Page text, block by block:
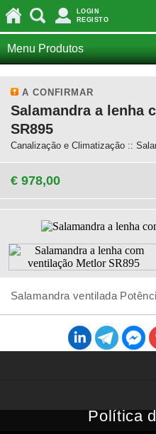
LOGIN
REGISTO
Menu Produtos
A CONFIRMAR
Salamandra a lenha
SR895
Canalização e Climatização ::
€ 978,00
Salamandra ventilada